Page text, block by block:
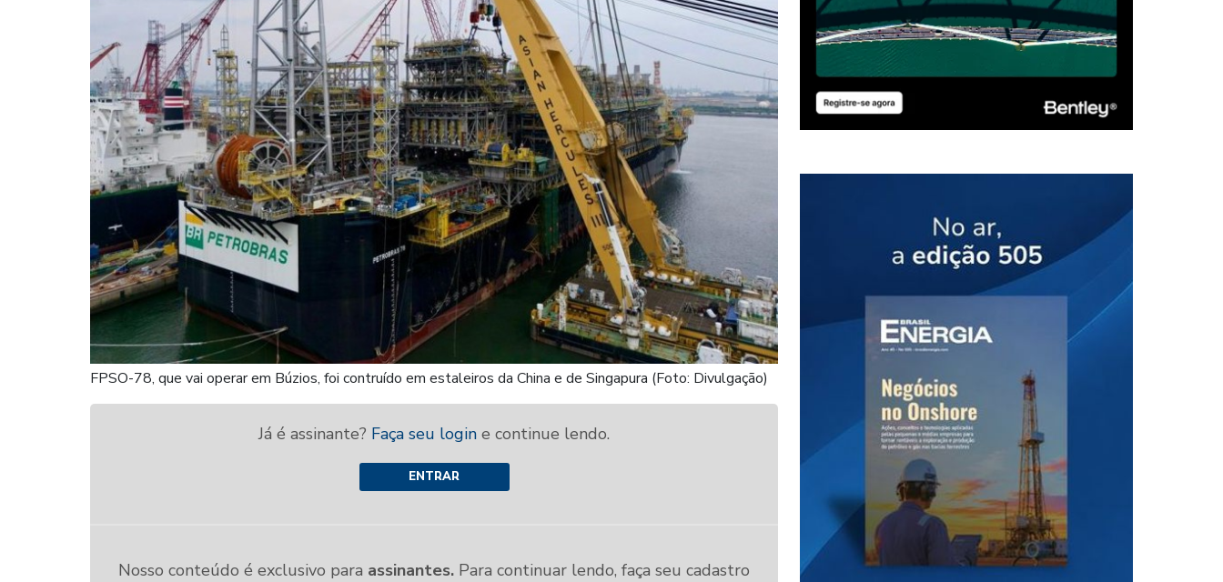
FPSO-78, que vai operar em Búzios, foi contruído em estaleiros da China e de Singapura (Foto: Divulgação)
Já é assinante? Faça seu login e continue lendo.
ENTRAR
Nosso conteúdo é exclusivo para assinantes. Para continuar lendo, faça seu cadastro